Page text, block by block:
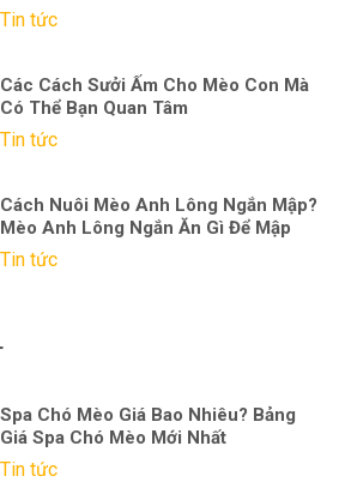
Tin tức
Các Cách Sưởi Ấm Cho Mèo Con Mà
Có Thể Bạn Quan Tâm
Tin tức
Cách Nuôi Mèo Anh Lông Ngắn Mập?
Mèo Anh Lông Ngắn Ăn Gì Để Mập
Tin tức
Spa Chó Mèo Giá Bao Nhiêu? Bảng
Giá Spa Chó Mèo Mới Nhất
Tin tức